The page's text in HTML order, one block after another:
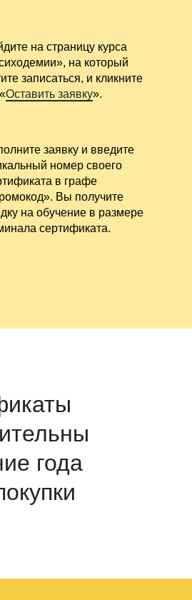
на страницу курса
, на который
записаться, и кликните
«Оставить заявку».
заявку и введите
номер своего
в графе
Вы получите
на обучение в размере
сертификата.
года
Подробнее